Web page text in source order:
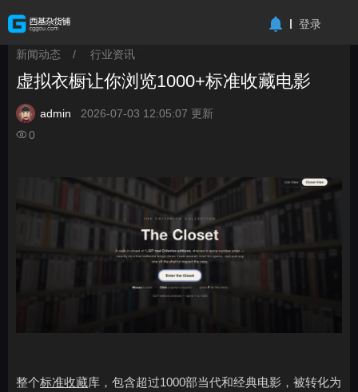
登录
新闻动态 / 行业资讯
虚拟衣橱让你浏览1000+标准收藏电影
admin
2026-07-03 12:05:07 更新
0
整个标准收藏库，包含超过1000部当代和经典电影，被转化为